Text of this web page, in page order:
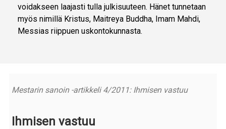
voidakseen laajasti tulla julkisuuteen. Hänet tunnetaan
myös nimillä Kristus, Maitreya Buddha, Imam Mahdi,
Messias riippuen uskontokunnasta.
Mestarin sanoin -artikkeli 4/2011: Ihmisen vastuu
Ihmisen vastuu